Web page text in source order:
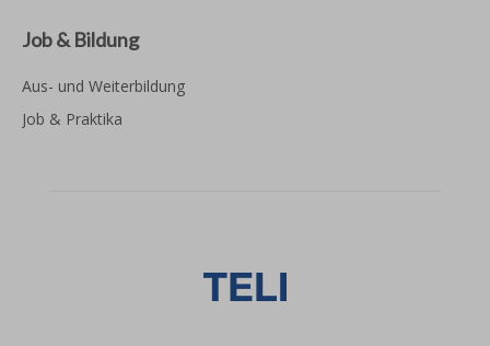
Job & Bildung
Aus- und Weiterbildung
Job & Praktika